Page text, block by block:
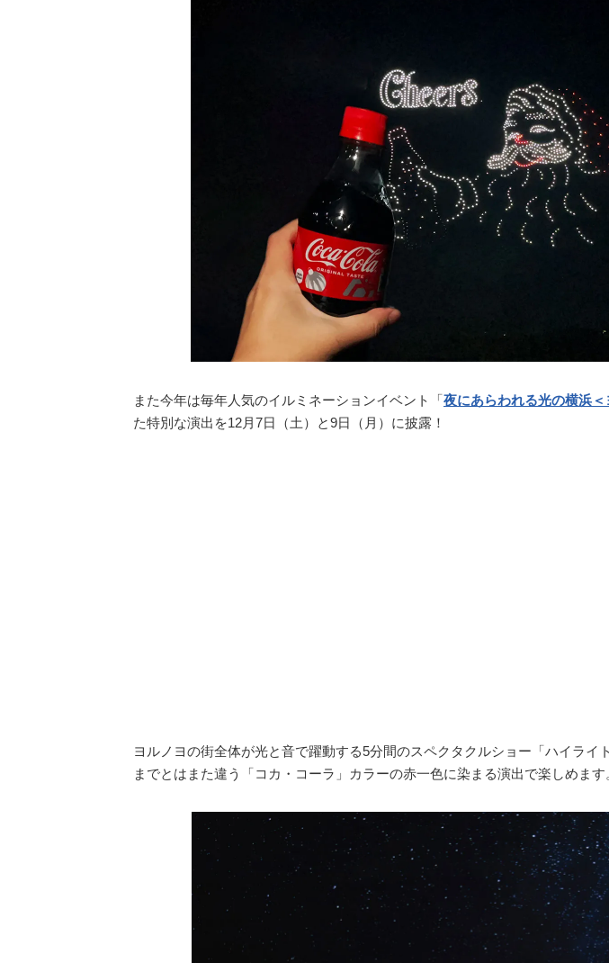
また今年は毎年人気のイルミネーションイベント「夜にあらわれる光の横浜＜
た特別な演出を12月7日（土）と9日（月）に披露！
ヨルノヨの街全体が光と音で躍動する5分間のスペクタクルショー「ハイライ
までとはまた違う「コカ・コーラ」カラーの赤一色に染まる演出で楽しめます